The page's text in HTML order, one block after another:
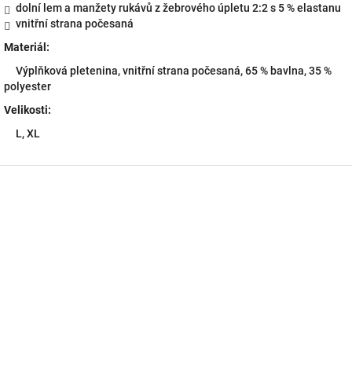
dolní lem a manžety rukávů z žebrového úpletu 2:2 s 5 % elastanu
vnitřní strana počesaná
Materiál:
Výplňková pletenina, vnitřní strana počesaná, 65 % bavlna, 35 %
polyester
Velikosti:
L, XL